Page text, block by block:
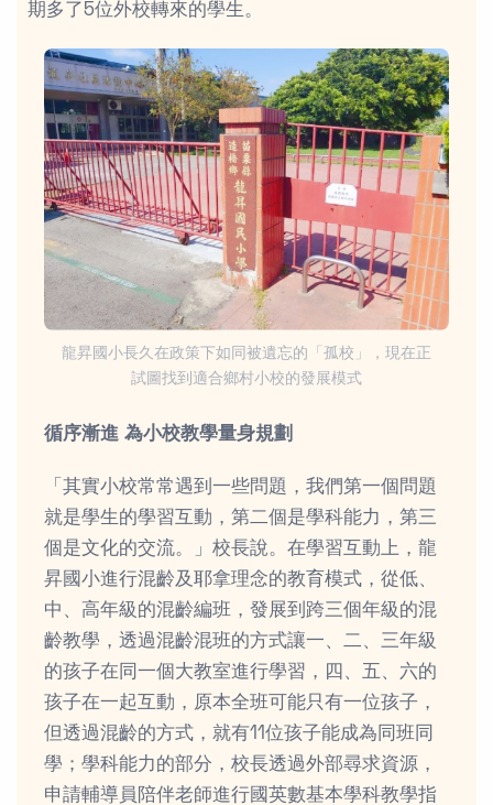
期多了5位外校轉來的學生。
龍昇國小長久在政策下如同被遺忘的「孤校」，現在正
試圖找到適合鄉村小校的發展模式
循序漸進 為小校教學量身規劃
「其實小校常常遇到一些問題，我們第一個問題
就是學生的學習互動，第二個是學科能力，第三
個是文化的交流。」校長說。在學習互動上，龍
昇國小進行混齡及耶拿理念的教育模式，從低、
中、高年級的混齡編班，發展到跨三個年級的混
齡教學，透過混齡混班的方式讓一、二、三年級
的孩子在同一個大教室進行學習，四、五、六的
孩子在一起互動，原本全班可能只有一位孩子，
但透過混齡的方式，就有11位孩子能成為同班同
學；學科能力的部分，校長透過外部尋求資源，
申請輔導員陪伴老師進行國英數基本學科教學指